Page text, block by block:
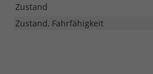
Zustand
Zustand, Fahrfähigkeit